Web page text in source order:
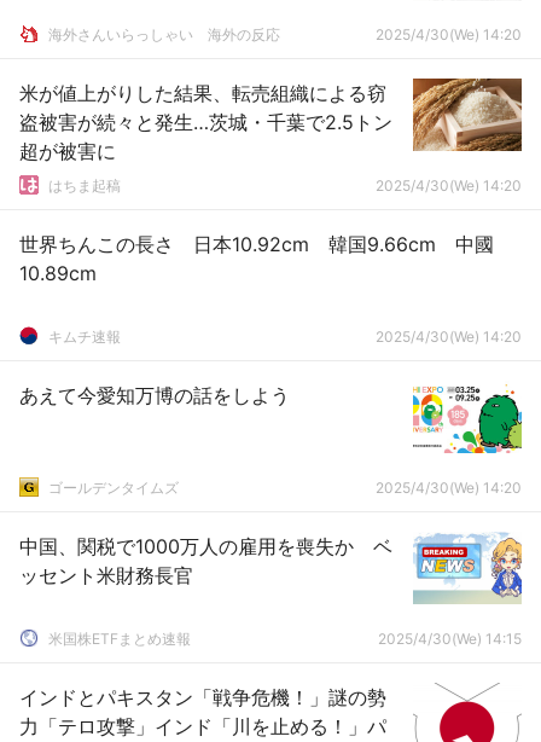
海外さんいらっしゃい 海外の反応 2025/4/30(We) 14:20
米が値上がりした結果、転売組織による窃
盗被害が続々と発生…茨城・千葉で2.5トン
超が被害に
はちま起稿 2025/4/30(We) 14:20
世界ちんこの長さ 日本10.92cm 韓国9.66cm 中國
10.89cm
キムチ速報 2025/4/30(We) 14:20
あえて今愛知万博の話をしよう
ゴールデンタイムズ 2025/4/30(We) 14:20
中国、関税で1000万人の雇用を喪失か ベ
ッセント米財務長官
米国株ETFまとめ速報 2025/4/30(We) 14:15
インドとパキスタン「戦争危機！」謎の勢
力「テロ攻撃」インド「川を止める！」パ